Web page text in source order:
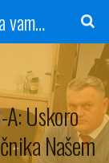
Radio Gradačac - 56 godina sa vama...
Uskoro
Našem